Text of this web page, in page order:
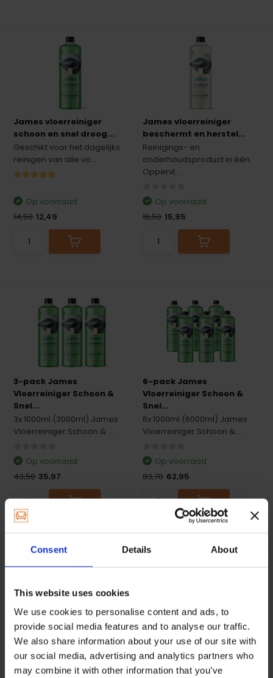
Consent Details About
This website uses cookies
We use cookies to personalise content and ads, to
provide social media features and to analyse our traffic.
We also share information about your use of our site with
our social media, advertising and analytics partners who
may combine it with other information that you’ve
James vloerreiniger
schoon en snel droog...
Geschikt voor het dagelijks
reinigen van alle vo...
Op voorraad
14,50 12,49
James vloerreiniger
beschermt en herstel...
Reinigings- en
onderhoudsproduct in één.
Oppervl...
Op voorraad
16,50 15,95
3-pack James
Vloerreiniger Schoon &
Snel...
3x 1000ml (3000ml) James
Vloerreiniger Schoon & ...
Op voorraad
43,50 35,97
6-pack James
Vloerreiniger Schoon &
Snel...
6x 1000ml (6000ml) James
Vloerreiniger Schoon & ...
Op voorraad
83,70 62,95
James Vloerreiniger
Schoon & Snel droog ...
James Pods! De beste